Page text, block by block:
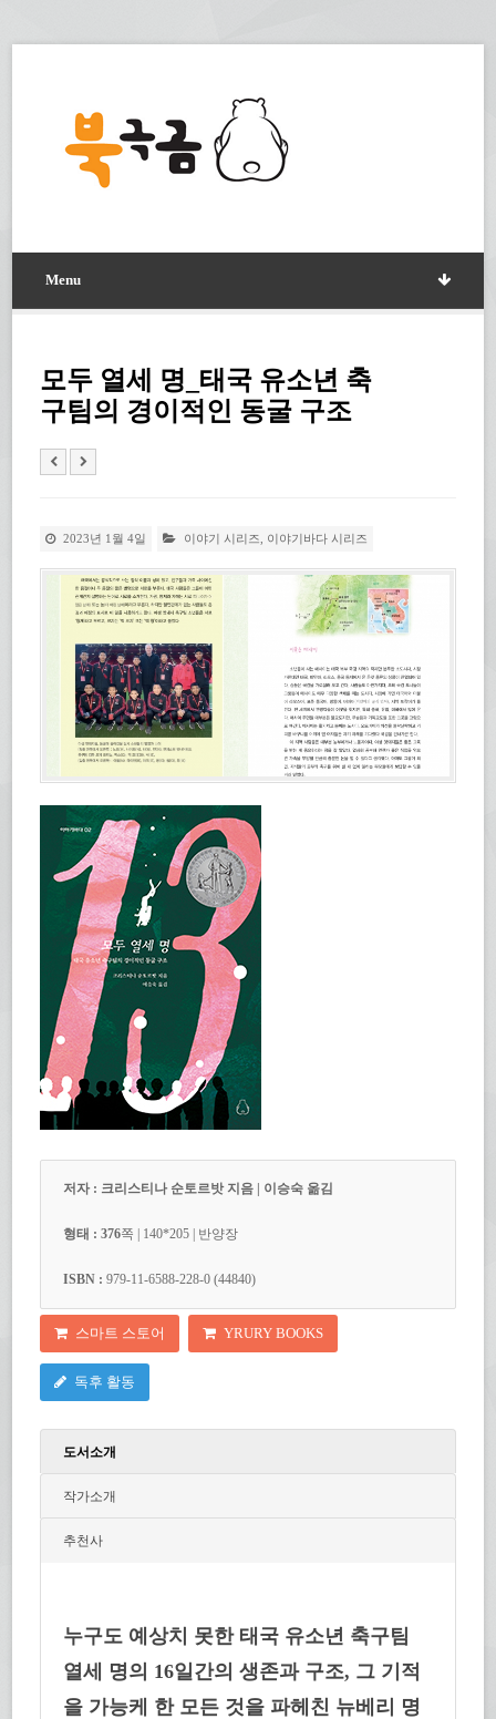
Menu
모두 열세 명_태국 유소년 축
구팀의 경이적인 동굴 구조
2023년 1월 4일 이야기 시리즈 이야기바다 시리즈
저자 : 크리스티나 순토르밧 지음 | 이승숙 옮김
형태 : 376쪽 | 140*205 | 반양장
ISBN :979-11-6588-228-0 (44840)
스마트 스토어 YRURY BOOKS
독후 활동
도서소개
작가소개
추천사
누구도 예상치 못한 태국 유소년 축구팀
열세 명의 16일간의 생존과 구조, 그 기적
을 가능케 한 모든 것을 파헤친 뉴베리 명